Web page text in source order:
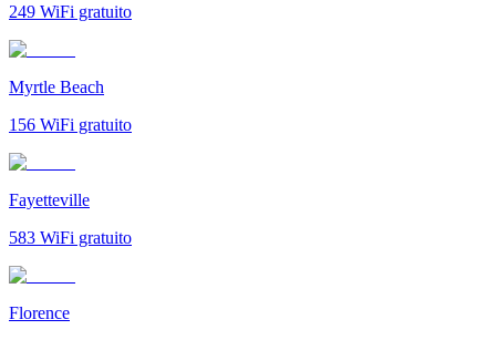
249 WiFi gratuito
Myrtle Beach
156 WiFi gratuito
Fayetteville
583 WiFi gratuito
Florence